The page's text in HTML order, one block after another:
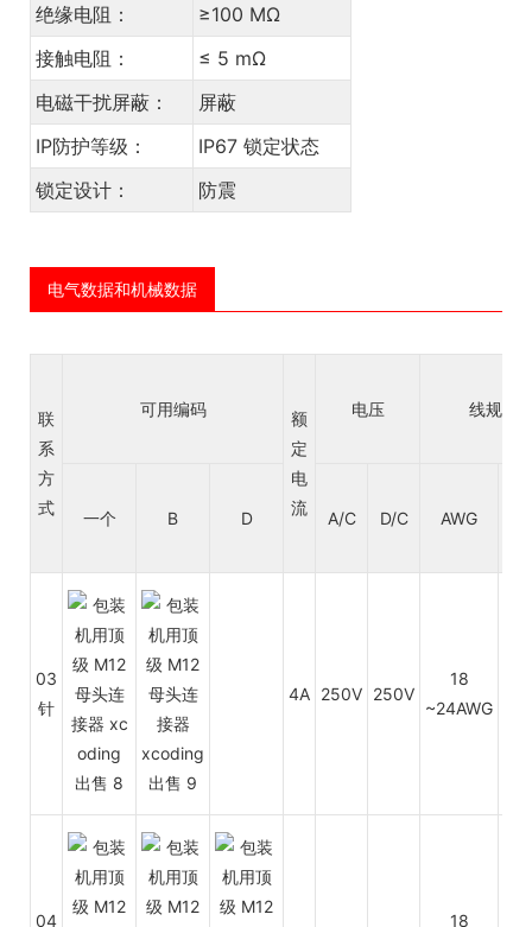
绝缘电阻：
≥100 MΩ
接触电阻：
≤ 5 mΩ
电磁干扰屏蔽：
屏蔽
IP防护等级：
IP67 锁定状态
锁定设计：
防震
电气数据和机械数据
联
系
方
式
可用编码
额
定
电
流
电压 线规/尺
一个 B D A/C D/C AWG
03
针
4A 250V 250V
18
~24AWG
04 18